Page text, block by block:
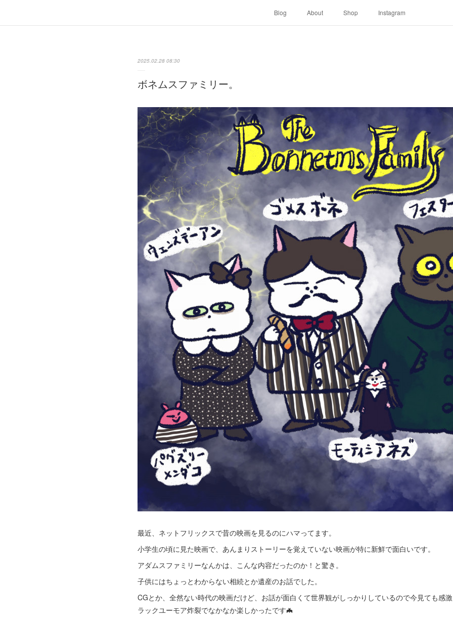
Blog About Shop Instagram
2025.02.28 08:30
ボネムスファミリー。
最近、ネットフリックスで昔の映画を見るのにハマってます。
小学生の頃に見た映画で、あんまりストーリーを覚えていない映画が特に新鮮で面白いです。
アダムスファミリーなんかは、こんな内容だったのか！と驚き。
子供にはちょっとわからない相続とか遺産のお話でした。
CGとか、全然ない時代の映画だけど、お話が面白くて世界観がしっかりしているので今見ても感
ラックユーモア炸裂でなかなか楽しかったです🦇